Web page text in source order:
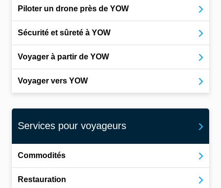
Piloter un drone près de YOW
Sécurité et sûreté à YOW
Voyager à partir de YOW
Voyager vers YOW
Services pour voyageurs
Commodités
Restauration